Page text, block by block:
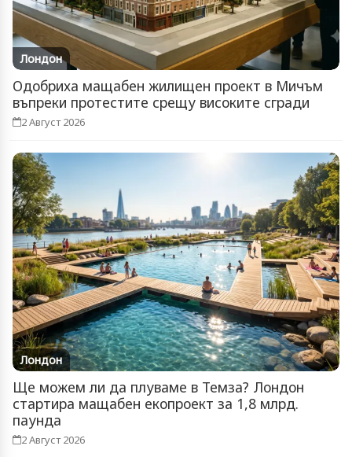
Лондон
Одобриха мащабен жилищен проект в Мичъм
въпреки протестите срещу високите сгради
2 Август 2026
Лондон
Ще можем ли да плуваме в Темза? Лондон
стартира мащабен екопроект за 1,8 млрд.
паунда
2 Август 2026